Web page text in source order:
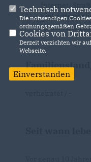
Internet,
ist die
Technisch
Die notwendigen
ordnungsgemäßen
Cookies von
Derzeit verzichten wir
Webseite.
Einverstanden